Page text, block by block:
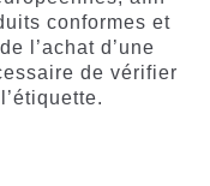
conformes et
l’achat d’une
de vérifier